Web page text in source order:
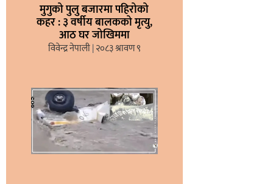
मुगुको पुलु बजारमा पहिरोको
कहर : ३ वर्षीय बालकको मृत्यु,
आठ घर जोखिममा
विवेन्द्र नेपाली २०८३ श्रावण ९